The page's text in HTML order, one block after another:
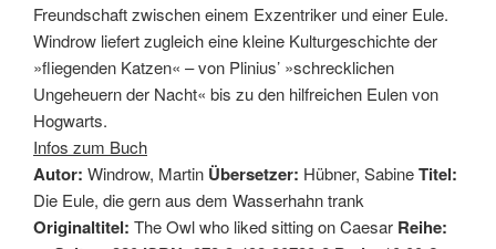
Freundschaft zwischen einem Exzentriker und einer Eule.
Windrow liefert zugleich eine kleine Kulturgeschichte der
»fliegenden Katzen« – von Plinius’ »schrecklichen
Ungeheuern der Nacht« bis zu den hilfreichen Eulen von
Hogwarts.
Infos zum Buch
Autor: Windrow, Martin Übersetzer: Hübner, SabineTitel:
Die Eule, die gern aus dem Wasserhahn trank
Originaltitel: The Owl who liked sitting on Caesar Reihe: